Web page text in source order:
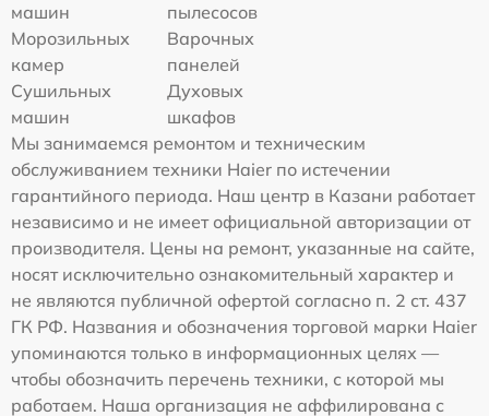
машин
пылесосов
Морозильных
камер
Варочных
панелей
Сушильных
машин
Духовых
шкафов
Мы занимаемся ремонтом и техническим
обслуживанием техники Haier по истечении
гарантийного периода. Наш центр в Казани работает
независимо и не имеет официальной авторизации от
производителя. Цены на ремонт, указанные на сайте,
носят исключительно ознакомительный характер и
не являются публичной офертой согласно п. 2 ст. 437
ГК РФ. Названия и обозначения торговой марки Haier
упоминаются только в информационных целях —
чтобы обозначить перечень техники, с которой мы
работаем. Наша организация не аффилирована с